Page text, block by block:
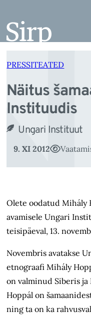
juurde
PRESSITEATED
Näitus
Instituudis
Ungari Instituut
9. XI 2012
Olete oodatud Mihály
avamisele Ungari
teisipäeval, 13.
Novembris avatakse
etnograafi Mihály
on valminud Siberis ja
Hoppál on
ning ta on ka